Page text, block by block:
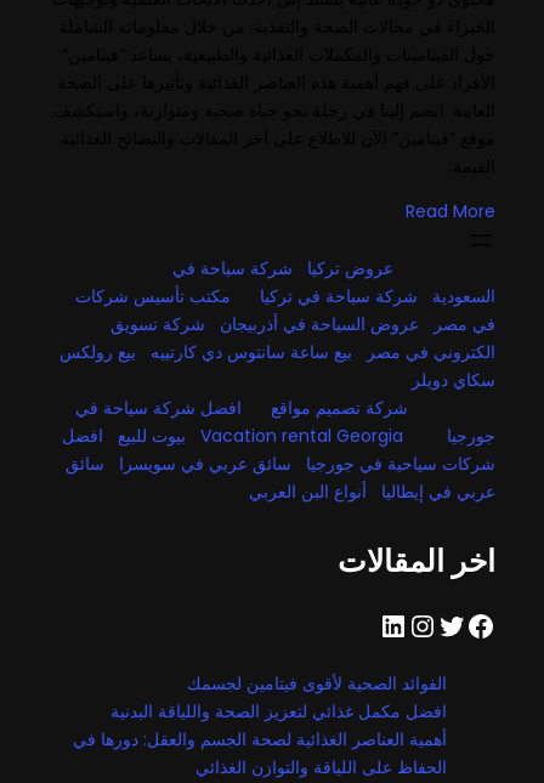
Read More
عروض تركيا
شركة سياحة في
السعودية
شركة سياحة في تركيا
مكتب تأسيس شركات
في مصر
عروض السياحة في أذربيجان
شركة تسويق
الكتروني في مصر
بيع ساعة سانتوس دي كارتييه
بيع رولكس
سكاي دويلر
شركة تصميم مواقع
افضل شركة سياحة في
جورجيا
Vacation rental Georgia بيوت للبيع
افضل
شركات سياحية في جورجيا
سائق عربي في سويسرا
سائق
عربي في إيطاليا
أنواع البن العربي
اخر المقالات
فيسبوك تويتر إنستجرام لينكد إن
الفوائد الصحية لأقوى فيتامين لجسمك
افضل مكمل غذائي لتعزيز الصحة واللياقة البدنية
أهمية العناصر الغذائية لصحة الجسم والعقل: دورها في
الحفاظ على اللياقة والتوازن الغذائي